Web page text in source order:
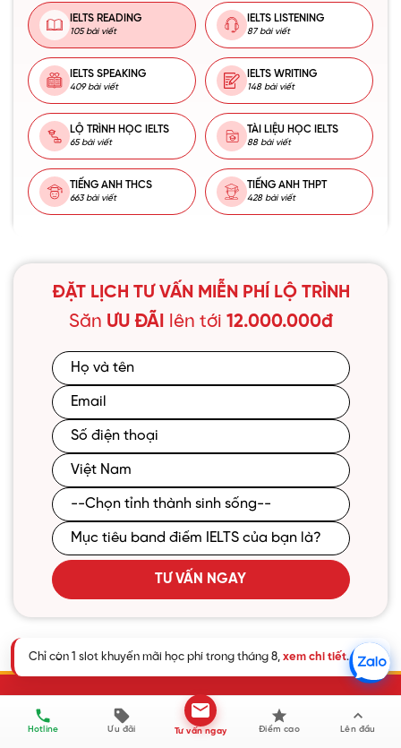
IELTS READING
105 bài viết
IELTS LISTENING
87 bài viết
IELTS SPEAKING
409 bài viết
IELTS WRITING
148 bài viết
LỘ TRÌNH HỌC IELTS
65 bài viết
TÀI LIỆU HỌC IELTS
88 bài viết
TIẾNG ANH THCS
663 bài viết
TIẾNG ANH THPT
428 bài viết
ĐẶT LỊCH TƯ VẤN MIỄN PHÍ LỘ TRÌNH
Săn ƯU ĐÃI lên tới 12.000.000đ
TƯ VẤN NGAY
Hotline Ưu đãi Tư vấn ngay Điểm cao Lên đầu
Chỉ còn 1 slot khuyến mãi học phí trong tháng 8, xem chi tiết.